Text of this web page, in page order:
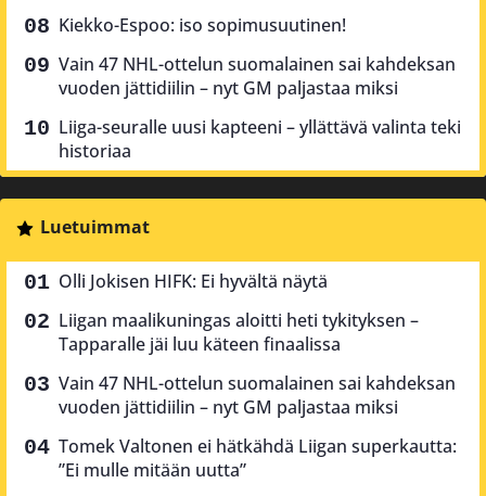
Kiekko-Espoo: iso sopimusuutinen!
Vain 47 NHL-ottelun suomalainen sai kahdeksan
vuoden jättidiilin – nyt GM paljastaa miksi
Liiga-seuralle uusi kapteeni – yllättävä valinta teki
historiaa
Luetuimmat
Olli Jokisen HIFK: Ei hyvältä näytä
Liigan maalikuningas aloitti heti tykityksen –
Tapparalle jäi luu käteen finaalissa
Vain 47 NHL-ottelun suomalainen sai kahdeksan
vuoden jättidiilin – nyt GM paljastaa miksi
Tomek Valtonen ei hätkähdä Liigan superkautta:
”Ei mulle mitään uutta”